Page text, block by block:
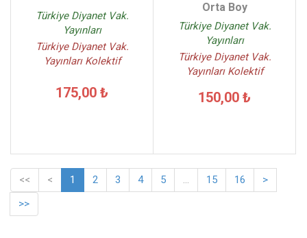
Türkiye Diyanet Vak.
Yayınları
Türkiye Diyanet Vak.
Yayınları Kolektif
175,00 ₺
Orta Boy
Türkiye Diyanet Vak.
Yayınları
Türkiye Diyanet Vak.
Yayınları Kolektif
150,00 ₺
<< < 1 2 3 4 5 ... 15 16
>
>>